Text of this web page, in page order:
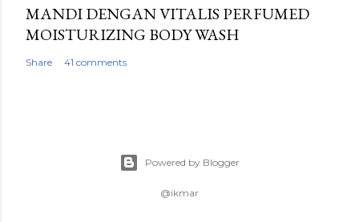
MANDI DENGAN VITALIS PERFUMED
MOISTURIZING BODY WASH
Share 41 comments
Powered by Blogger
@ikmar